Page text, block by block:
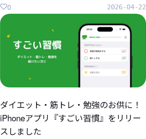
2026-04-22
0
ダイエット・筋トレ・勉強のお供に！
iPhoneアプリ『すごい習慣』をリリー
スしました